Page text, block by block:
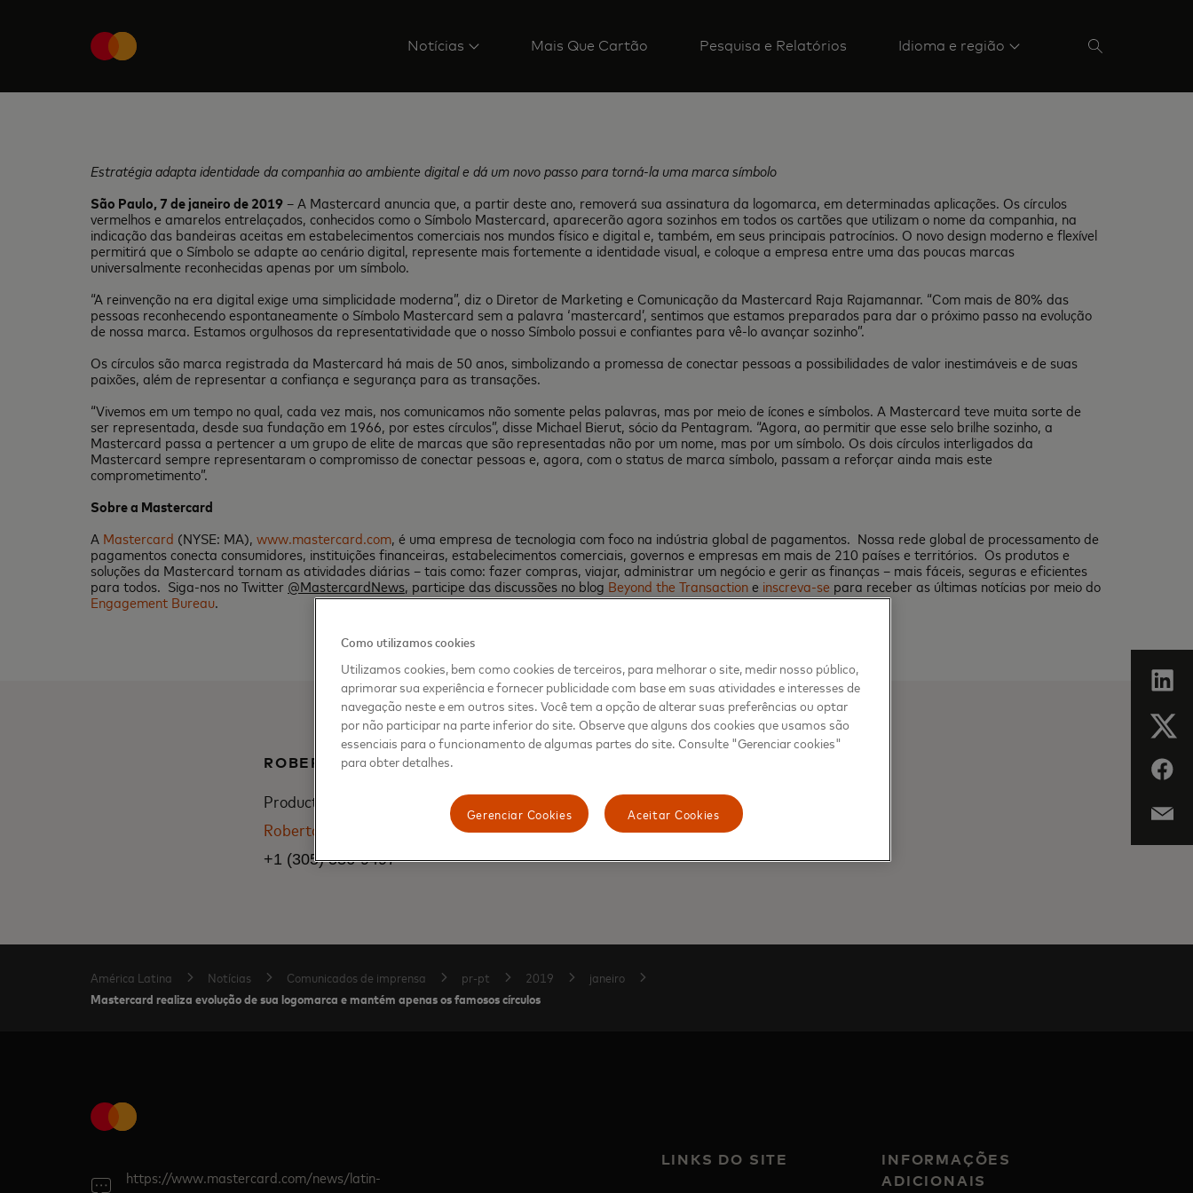
Notícias Mais Que Cartão Pesquisa e Relatórios Idioma e região
Estratégia adapta identidade da companhia ao ambiente digital e dá um novo passo para torná-la uma marca símbolo
São Paulo, 7 de janeiro de 2019– A Mastercard anuncia que, a partir deste ano, removerá sua assinatura da logomarca, em determinadas aplicações. Os círculos
vermelhos e amarelos entrelaçados, conhecidos como o Símbolo Mastercard, aparecerão agora sozinhos em todos os cartões que utilizam o nome da companhia, na
indicação das bandeiras aceitas em estabelecimentos comerciais nos mundos físico e digital e, também, em seus principais patrocínios. O novo design moderno e flexível
permitirá que o Símbolo se adapte ao cenário digital, represente mais fortemente a identidade visual, e coloque a empresa entre uma das poucas marcas
universalmente reconhecidas apenas por um símbolo.
“A reinvenção na era digital exige uma simplicidade moderna”, diz o Diretor de Marketing e Comunicação da Mastercard Raja Rajamannar. “Com mais de 80% das
pessoas reconhecendo espontaneamente o Símbolo Mastercard sem a palavra ‘mastercard’, sentimos que estamos preparados para dar o próximo passo na evolução
de nossa marca. Estamos orgulhosos da representatividade que o nosso Símbolo possui e confiantes para vê-lo avançar sozinho”.
Os círculos são marca registrada da Mastercard há mais de 50 anos, simbolizando a promessa de conectar pessoas a possibilidades de valor inestimáveis e de suas
paixões, além de representar a confiança e segurança para as transações.
“Vivemos em um tempo no qual, cada vez mais, nos comunicamos não somente pelas palavras, mas por meio de ícones e símbolos. A Mastercard teve muita sorte de
ser representada, desde sua fundação em 1966, por estes círculos”, disse Michael Bierut, sócio da Pentagram. “Agora, ao permitir que esse selo brilhe sozinho, a
Mastercard passa a pertencer a um grupo de elite de marcas que são representadas não por um nome, mas por um símbolo. Os dois círculos interligados da
Mastercard sempre representaram o compromisso de conectar pessoas e, agora, com o status de marca símbolo, passam a reforçar ainda mais este
comprometimento”.
Sobre a Mastercard
A Mastercard (NYSE: MA), www.mastercard.com, é uma empresa de tecnologia com foco na indústria global de pagamentos. Nossa rede global de processamento de
pagamentos conecta consumidores, instituições financeiras, estabelecimentos comerciais, governos e empresas em mais de 210 países e territórios. Os produtos e
soluções da Mastercard tornam as atividades diárias – tais como: fazer compras, viajar, administrar um negócio e gerir as finanças – mais fáceis, seguras e eficientes
para todos. Siga-nos no Twitter @MastercardNews, participe das discussões no blog Beyond the Transactione inscreva-se para receber as últimas notícias por meio do
Engagement Bureau.
ROBERTO VILA
Product, Brand & Experience Communications, Latin America & the Caribbean
Roberto.Vila@mastercard.com
+1 (305) 536-9497
América Latina Notícias Comunicados de imprensa pr-pt 2019 janeiro
Mastercard realiza evolução de sua logomarca e mantém apenas os famosos círculos
https://www.mastercard.com/news/latin-
LINKS DO SITE
INFORMAÇÕES
ADICIONAIS
Como utilizamos cookies
Utilizamos cookies, bem como cookies de terceiros, para melhorar o site, medir nosso público,
aprimorar sua experiência e fornecer publicidade com base em suas atividades e interesses de
navegação neste e em outros sites. Você tem a opção de alterar suas preferências ou optar
por não participar na parte inferior do site. Observe que alguns dos cookies que usamos são
essenciais para o funcionamento de algumas partes do site. Consulte "Gerenciar cookies"
para obter detalhes.
Aceitar Cookies
Gerenciar Cookies